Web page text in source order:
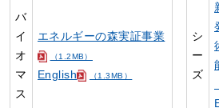
バ
イ
オ
マ
ス
エネルギーの森実証事業
（1.2MB）
English （1.3MB）
シ
ー
ズ